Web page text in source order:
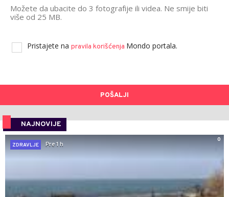
Možete da ubacite do 3 fotografije ili videa. Ne smije biti
više od 25 MB.
Pristajete na pravila korišćenja Mondo portala.
POŠALJI
NAJNOVIJE
0
ZDRAVLJE
Pre 1 h